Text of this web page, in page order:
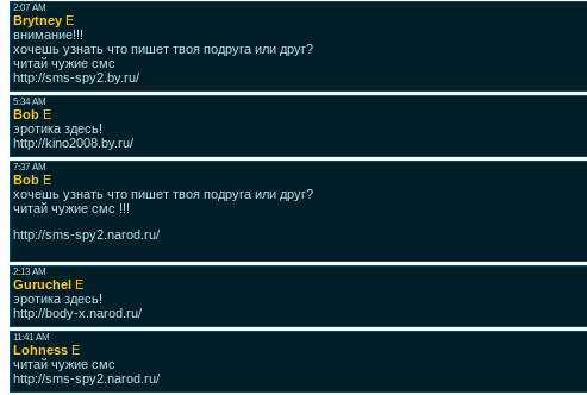
2:07 AM
Brytney E
внимание!!!
хочешь узнать что пишет твоя подруга или друг?
читай чужие смс
http://sms-spy2.by.ru/
5:34 AM
Bob E
эротика здесь!
http://kino2008.by.ru/
7:37 AM
Bob E
хочешь узнать что пишет твоя подруга или друг?
читай чужие смс !!!
http://sms-spy2.narod.ru/
2:13 AM
Guruchel E
эротика здесь!
http://body-x.narod.ru/
11:41 AM
Lohness E
читай чужие смс
http://sms-spy2.narod.ru/